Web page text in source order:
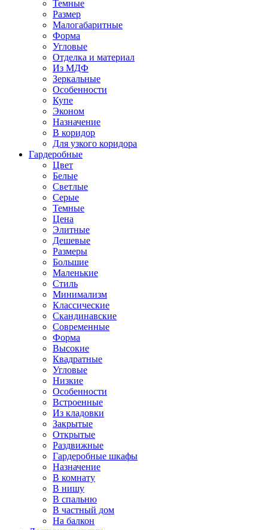
Темные
Размер
Малогабаритные
Форма
Угловые
Отделка и материал
Из МДФ
Зеркальные
Особенности
Купе
Эконом
Назначение
В коридор
Для узкого коридора
Гардеробные
Цвет
Белые
Светлые
Серые
Темные
Цена
Элитные
Дешевые
Размеры
Большие
Маленькие
Стиль
Минимализм
Классические
Скандинавские
Современные
Форма
Высокие
Квадратные
Угловые
Низкие
Особенности
Встроенные
Из кладовки
Закрытые
Открытые
Раздвижные
Гардеробные шкафы
Назначение
В комнату
В нишу
В спальню
В частный дом
На балкон